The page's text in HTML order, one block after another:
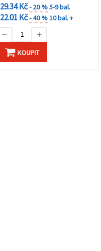
29.34 Kč- 20 %5-9 bal.
22.01 Kč- 40 %10 bal. +
KOUPIT